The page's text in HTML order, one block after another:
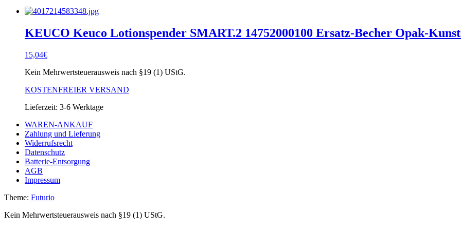
KEUCO Keuco Lotionspender SMART.2 14752000100 Ersatz-Becher Opak-
15,04€
Kein Mehrwertsteuerausweis nach §19 (1) UStG.
KOSTENFREIER VERSAND
Lieferzeit: 3-6 Werktage
WAREN-ANKAUF
Zahlung und Lieferung
Widerrufsrecht
Datenschutz
Batterie-Entsorgung
AGB
Impressum
Theme: Futurio
Kein Mehrwertsteuerausweis nach §19 (1) UStG.